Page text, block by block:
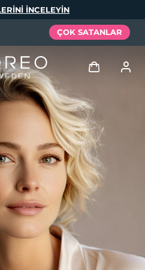
INCELEYIN
ÇOK SATANLAR
Kullanici profi̇li̇
Cihazlarım
Siparişlerim
Aboneliklerim
Elixir
Set
Español
Português
Русский
繁體中文